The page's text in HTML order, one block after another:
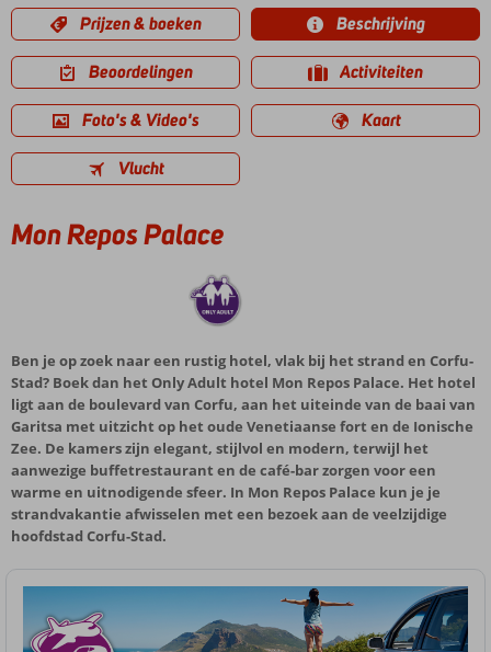
Prijzen & boeken Beschrijving
Beoordelingen Activiteiten
Foto's & Video's Kaart
Vlucht
Mon Repos Palace
Ben je op zoek naar een rustig hotel, vlak bij het strand en Corfu-
Stad? Boek dan het Only Adult hotel Mon Repos Palace. Het hotel
ligt aan de boulevard van Corfu, aan het uiteinde van de baai van
Garitsa met uitzicht op het oude Venetiaanse fort en de Ionische
Zee. De kamers zijn elegant, stijlvol en modern, terwijl het
aanwezige buffetrestaurant en de café-bar zorgen voor een
warme en uitnodigende sfeer. In Mon Repos Palace kun je je
strandvakantie afwisselen met een bezoek aan de veelzijdige
hoofdstad Corfu-Stad.